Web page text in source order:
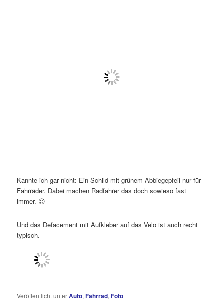
Kannte ich gar nicht: Ein Schild mit grünem Abbiegepfeil nur für
Fahrräder. Dabei machen Radfahrer das doch sowieso fast
immer. 😉
Und das Defacement mit Aufkleber auf das Velo ist auch recht
typisch.
Veröffentlicht unterAuto,Fahrrad,Foto